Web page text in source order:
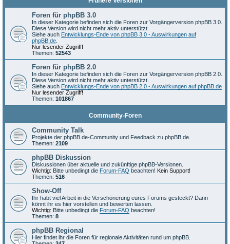
Foren für phpBB 3.0
In dieser Kategorie befinden sich die Foren zur Vorgängerversion phpBB 3.0.
Diese Version wird nicht mehr aktiv unterstützt.
Siehe auch Entwicklungs-Ende von phpBB 3.0 - Auswirkungen auf
phpBB.de
Nur lesender Zugriff!
Themen: 52543
Foren für phpBB 2.0
In dieser Kategorie befinden sich die Foren zur Vorgängerversion phpBB 2.0.
Diese Version wird nicht mehr aktiv unterstützt.
Siehe auch Entwicklungs-Ende von phpBB 2.0 - Auswirkungen auf phpBB.de
Nur lesender Zugriff!
Themen: 101867
Community-Foren
Community Talk
Projekte der phpBB.de-Community und Feedback zu phpBB.de.
Themen: 2109
phpBB Diskussion
Diskussionen über aktuelle und zukünftige phpBB-Versionen.
Wichtig: Bitte unbedingt die Forum-FAQ beachten! Kein Support!
Themen: 516
Show-Off
Ihr habt viel Arbeit in die Verschönerung eures Forums gesteckt? Dann
könnt ihr es hier vorstellen und bewerten lassen.
Wichtig: Bitte unbedingt die Forum-FAQ beachten!
Themen: 8
phpBB Regional
Hier findet ihr die Foren für regionale Aktivitäten rund um phpBB.